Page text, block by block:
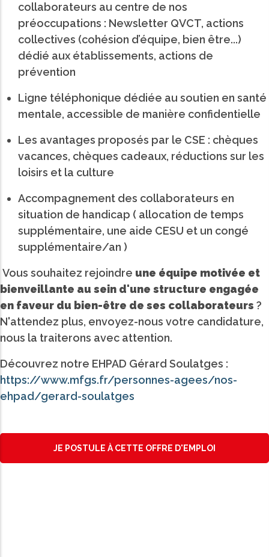
collaborateurs au centre de nos
préoccupations : Newsletter QVCT, actions
collectives (cohésion d’équipe, bien être...)
dédié aux établissements, actions de
prévention
Ligne téléphonique dédiée au soutien en santé
mentale, accessible de manière confidentielle
Les avantages proposés par le CSE : chèques
vacances, chèques cadeaux, réductions sur les
loisirs et la culture
Accompagnement des collaborateurs en
situation de handicap ( allocation de temps
supplémentaire, une aide CESU et un congé
supplémentaire/an )
Vous souhaitez rejoindre une équipe motivée et
bienveillante au sein d'une structure engagée
en faveur du bien-être de ses collaborateurs ?
N'attendez plus, envoyez-nous votre candidature,
nous la traiterons avec attention.
Découvrez notre EHPAD Gérard Soulatges :
https://www.mfgs.fr/personnes-agees/nos-
ehpad/gerard-soulatges
JE POSTULE À CETTE OFFRE D'EMPLOI